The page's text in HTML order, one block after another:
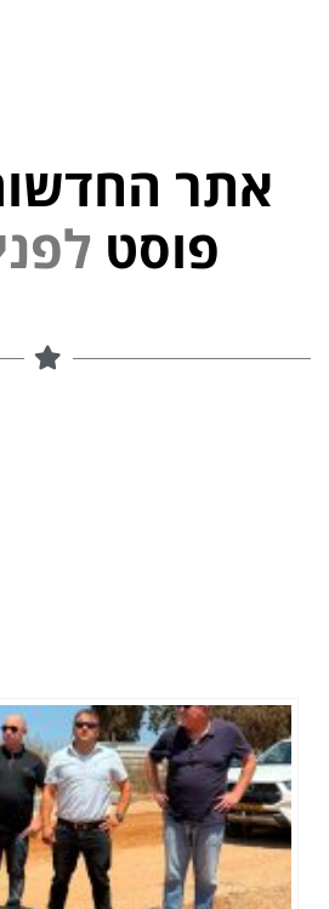
אתר
פוסט